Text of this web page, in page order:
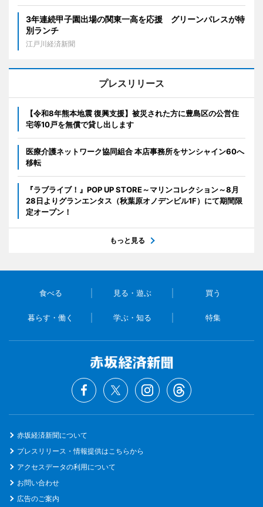
3年連続甲子園出場の関東一高を応援 グリーンパレスが特
別ランチ
江戸川経済新聞
プレスリリース
【令和8年熊本地震 復興支援】被災された方に豊島区の公営住
宅等10戸を無償で貸し出します
医療介護ネットワーク協同組合 本店事務所をサンシャイン60へ
移転
『ラブライブ！』POP UP STORE～マリンコレクション～8月
28日よりグランエンタス（秋葉原オノデンビル1F）にて期間限
定オープン！
もっと見る
食べる 見る・遊ぶ 買う
暮らす・働く 学ぶ・知る 特集
赤坂経済新聞について
プレスリリース・情報提供はこちらから
アクセスデータの利用について
お問い合わせ
広告のご案内